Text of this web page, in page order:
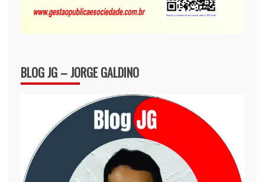
BLOG JG – JORGE GALDINO